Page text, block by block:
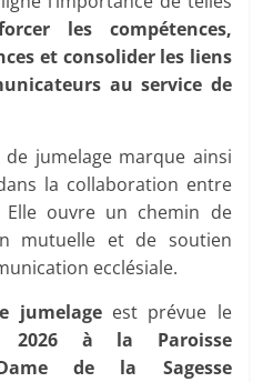
les compétences,
et consolider les liens
au service de
jumelage marque ainsi
la collaboration entre
Elle ouvre un chemin de
mutuelle et de soutien
ecclésiale.
jumelageest prévue le
2026 à la Paroisse
de la Sagesse